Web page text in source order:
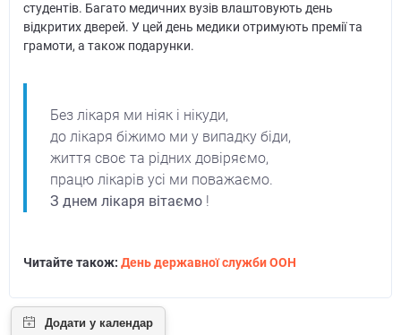
студентів. Багато медичних вузів влаштовують день
відкритих дверей. У цей день медики отримують премії та
грамоти, а також подарунки.
Без лікаря ми ніяк і нікуди,
до лікаря біжимо ми у випадку біди,
життя своє та рідних довіряємо,
працю лікарів усі ми поважаємо.
З днем лікаря вітаємо!
Читайте також: День державної служби ООН